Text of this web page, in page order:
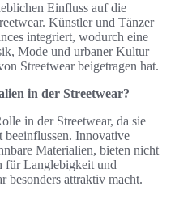
Einfluss auf die
Künstler und Tänzer
integriert, wodurch eine
Mode und urbaner Kultur
Streetwear beigetragen hat.
in der Streetwear?
in der Streetwear, da sie
Innovative
Materialien, bieten nicht
für Langlebigkeit und
besonders attraktiv macht.